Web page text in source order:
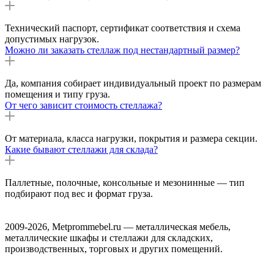
Технический паспорт, сертификат соответствия и схема
допустимых нагрузок.
Можно ли заказать стеллаж под нестандартный размер?
Да, компания собирает индивидуальный проект по размерам
помещения и типу груза.
От чего зависит стоимость стеллажа?
От материала, класса нагрузки, покрытия и размера секции.
Какие бывают стеллажи для склада?
Паллетные, полочные, консольные и мезонинные — тип
подбирают под вес и формат груза.
2009-2026, Metprommebel.ru — металлическая мебель,
металлические шкафы и стеллажи для складских,
производственных, торговых и других помещений.